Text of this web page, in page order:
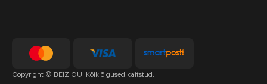
Copyright © BEIZ OÜ. Kõik õigused kaitstud.